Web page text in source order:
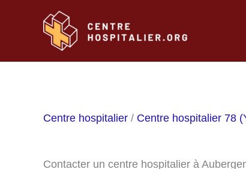
Centre hospitalier / Centre hospitalier 78
Contacter un centre hospitalier à